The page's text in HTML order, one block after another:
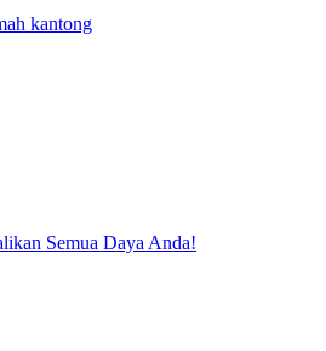
kantong
Semua Daya Anda!